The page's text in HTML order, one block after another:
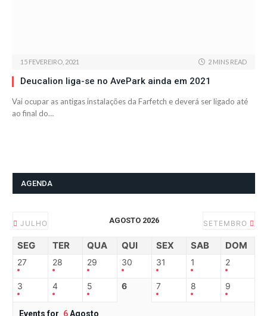
15 FEVEREIRO, 2021 2 MINS READ
Deucalion liga-se no AvePark ainda em 2021
Vai ocupar as antigas instalações da Farfetch e deverá ser ligado até
ao final do…
AGENDA
JULHO AGOSTO 2026 SETEMBRO
SEG TER QUA QUI SEX SAB DOM
27 28 29 30 31 1 2
3 4 5 6 7 8 9
Events for 6Agosto